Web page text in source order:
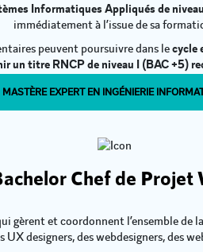
Informatiques Appliqués de
immédiatement à l’issue de sa
peuvent poursuivre dans lecycle
un titre RNCP de niveau I (BAC +5)
MASTÈRE EXPERT EN INGÉNIERIE
Chef de Projet
gèrent et coordonnent l’ensemble
UX designers, des webdesigners, des